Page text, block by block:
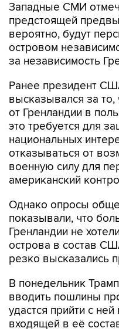
Западные СМИ
предстоящей
вероятно, будут
островом
за независимость
Ранее президент
высказывался за
от Гренландии в
это требуется для
национальных
отказываться от
военную силу для
американский
Однако опросы
показывали, что
Гренландии не
острова в состав
резко высказались
В понедельник
вводить пошлины
удастся прийти с
входящей в её